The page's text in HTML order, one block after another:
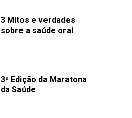
3 Mitos e verdades
sobre a saúde oral
3ª Edição da Maratona
da Saúde